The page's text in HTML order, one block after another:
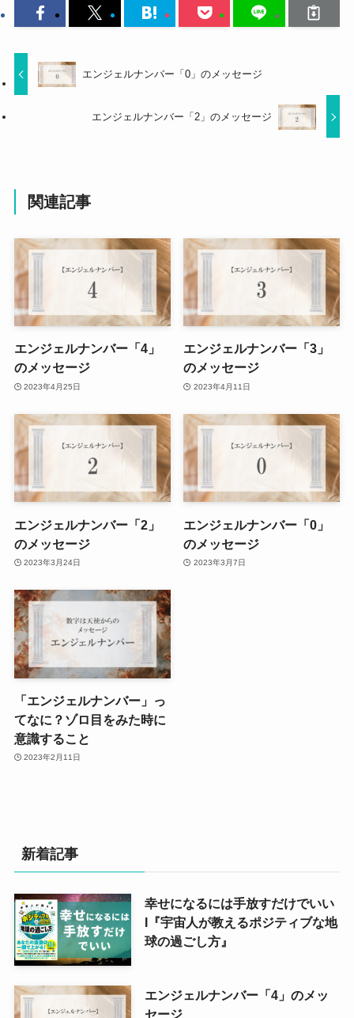
エンジェルナンバー「0」のメッセージ
エンジェルナンバー「2」のメッセージ
関連記事
エンジェルナンバー「4」
のメッセージ
2023年4月25日
エンジェルナンバー「3」
のメッセージ
2023年4月11日
エンジェルナンバー「2」
のメッセージ
2023年3月24日
エンジェルナンバー「0」
のメッセージ
2023年3月7日
「エンジェルナンバー」っ
てなに？ゾロ目をみた時に
意識すること
2023年2月11日
新着記事
幸せになるには手放すだけでいい
Ι『宇宙人が教えるポジティブな地
球の過ごし方』
エンジェルナンバー「4」のメッ
セージ